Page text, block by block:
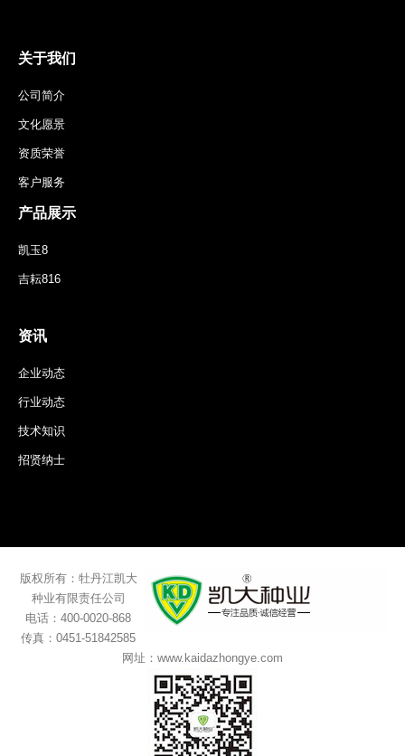
关于我们
公司简介
文化愿景
资质荣誉
客户服务
产品展示
凯玉8
吉耘816
资讯
企业动态
行业动态
技术知识
招贤纳士
版权所有：牡丹江凯大
种业有限责任公司
电话：400-0020-868
传真：0451-51842585
网址：www.kaidazhongye.com